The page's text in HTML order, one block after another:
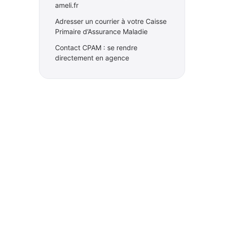
ameli.fr
Adresser un courrier à votre Caisse
Primaire d’Assurance Maladie
Contact CPAM : se rendre
directement en agence